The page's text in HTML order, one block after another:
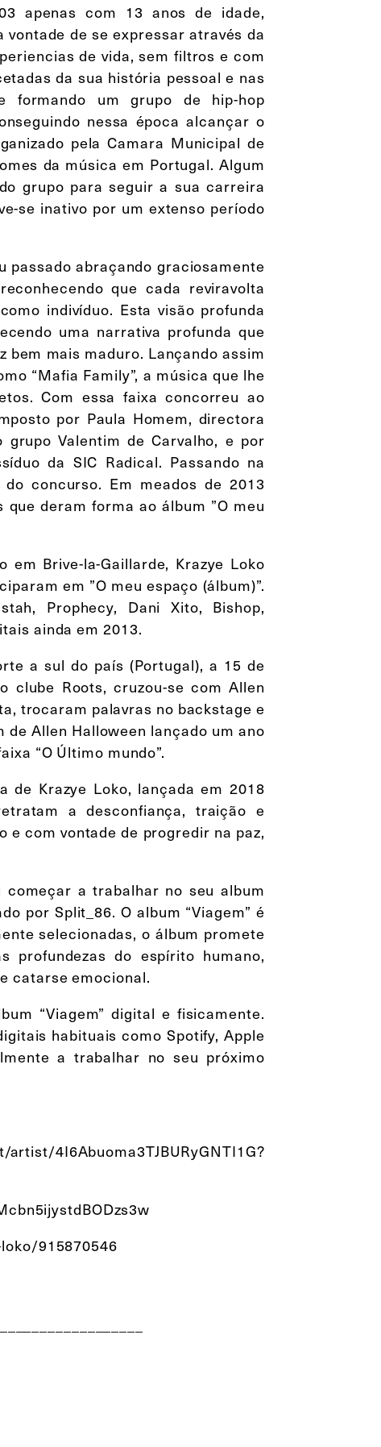
apenas com 13 anos de idade,
de se expressar através da
de vida, sem filtros e com
da sua história pessoal e nas
formando um grupo de hip-hop
nessa época alcançar o
pela Camara Municipal de
da música em Portugal. Algum
grupo para seguir a sua carreira
se inativo por um extenso período
passado abraçando graciosamente
que cada reviravolta
indivíduo. Esta visão profunda
uma narrativa profunda que
bem mais maduro. Lançando assim
“Mafia Family”, a música que lhe
Com essa faixa concorreu ao
por Paula Homem, directora
Valentim de Carvalho, e por
da SIC Radical. Passando na
concurso. Em meados de 2013
deram forma ao álbum ”O meu
Brive-la-Gaillarde, Krazye Loko
em ”O meu espaço (álbum)”.
Prophecy, Dani Xito, Bishop,
ainda em 2013.
a sul do país (Portugal), a 15 de
clube Roots, cruzou-se com Allen
trocaram palavras no backstage e
Allen Halloween lançado um ano
“O Último mundo”.
de Krazye Loko, lançada em 2018
a desconfiança, traição e
e com vontade de progredir na paz,
começar a trabalhar no seu album
por Split_86. O album “Viagem” é
selecionadas, o álbum promete
profundezas do espírito humano,
catarse emocional.
“Viagem” digital e fisicamente.
habituais como Spotify, Apple
a trabalhar no seu próximo
915870546